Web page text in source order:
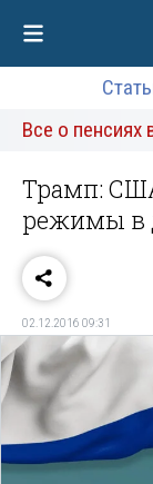
Все о пенсиях
Трамп:
режимы в
02.12.2016 09:31